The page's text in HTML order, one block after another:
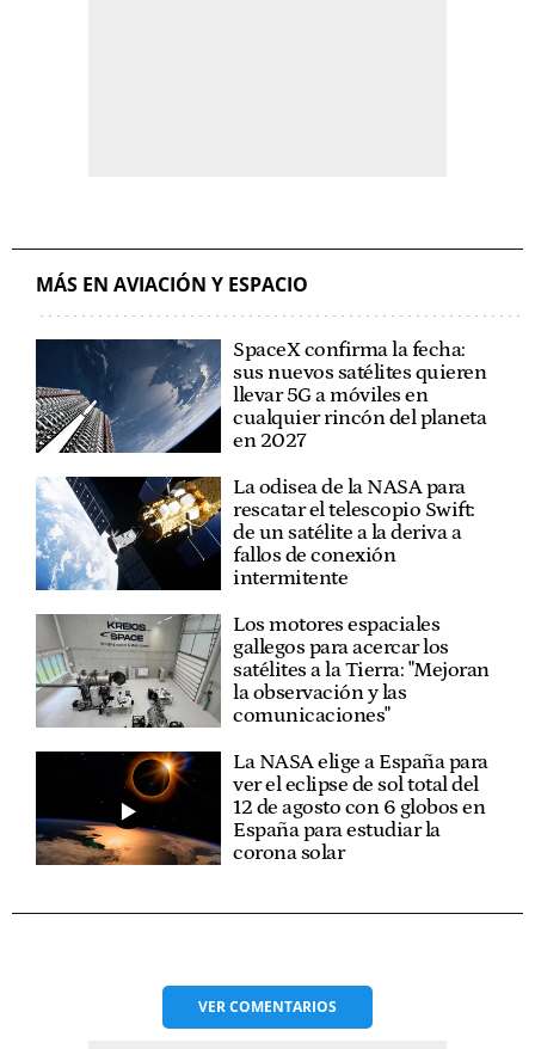
MÁS EN AVIACIÓN Y ESPACIO
SpaceX confirma la fecha:
sus nuevos satélites quieren
llevar 5G a móviles en
cualquier rincón del planeta
en 2027
La odisea de la NASA para
rescatar el telescopio Swift:
de un satélite a la deriva a
fallos de conexión
intermitente
Los motores espaciales
gallegos para acercar los
satélites a la Tierra: "Mejoran
la observación y las
comunicaciones"
La NASA elige a España para
ver el eclipse de sol total del
12 de agosto con 6 globos en
España para estudiar la
corona solar
VERCOMENTARIOS